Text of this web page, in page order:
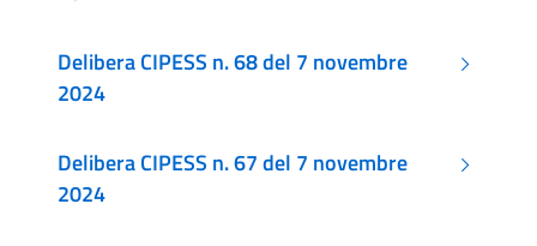
Delibera CIPESS n. 68 del 7 novembre
2024
Delibera CIPESS n. 67 del 7 novembre
2024